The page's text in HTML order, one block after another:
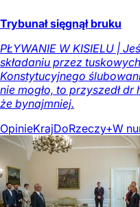
Trybunał sięgnął bruku
PŁYWANIE W KISIELU |
składaniu przez
Konstytucyjnego
nie mogło, to przyszedł dr
że bynajmniej.
OpinieKrajDoRzeczy+W